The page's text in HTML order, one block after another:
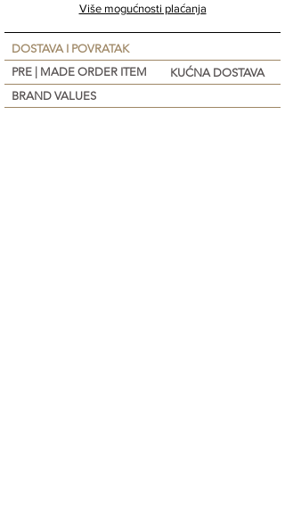
Više mogućnosti plaćanja
DOSTAVA I POVRATAK
PRE | MADE ORDER ITEM
KUĆNA DOSTAVA
BRAND VALUES